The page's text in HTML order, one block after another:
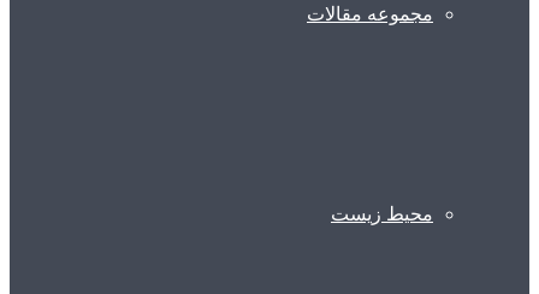
مجموعه مقالات
محیط زیست